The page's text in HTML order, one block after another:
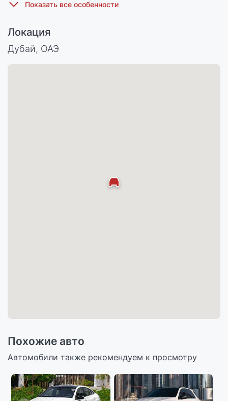
Локация
Дубай, ОАЭ
Похожие авто
Автомобили также рекомендуем к просмотру